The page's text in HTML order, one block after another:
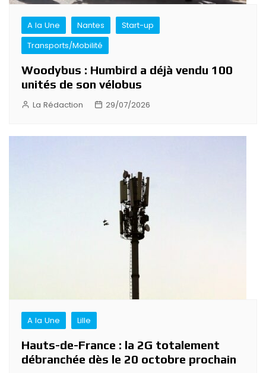
A la Une Nantes
Start-up
Transports/Mobilité
Woodybus : Humbird a déjà vendu 100
unités de son vélobus
La Rédaction 29/07/2026
A la Une Lille
Hauts-de-France : la 2G totalement
débranchée dès le 20 octobre prochain